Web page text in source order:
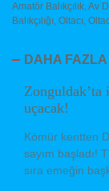
Amatör Balıkçılık,Av
Balıkçılığı, Oltacı,
DAHA FAZLA
Zonguldak’ta
uçacak!
Kömür kentten
sayım başladı!
sıra emeğin